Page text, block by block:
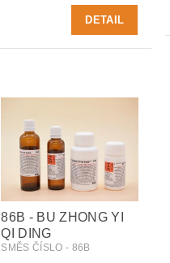
DETAIL
86B - BU ZHONG YI
QI DING
SMĚS ČÍSLO - 86B